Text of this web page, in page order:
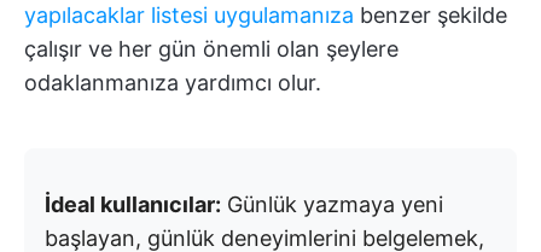
yapılacaklar listesi uygulamanıza benzer şekilde
çalışır ve her gün önemli olan şeylere
odaklanmanıza yardımcı olur.
İdeal kullanıcılar: Günlük yazmaya yeni
başlayan, günlük deneyimlerini belgelemek,